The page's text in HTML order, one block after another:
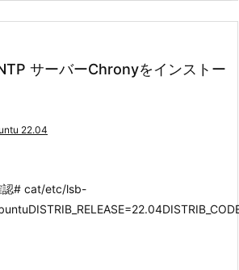
サーバーChronyをインストー
22.04
認# cat/etc/lsb-